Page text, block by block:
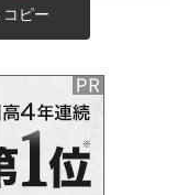
コピー